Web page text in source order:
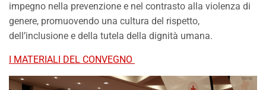
impegno nella prevenzione e nel contrasto alla violenza di
genere, promuovendo una cultura del rispetto,
dell’inclusione e della tutela della dignità umana.
I MATERIALI DEL CONVEGNO